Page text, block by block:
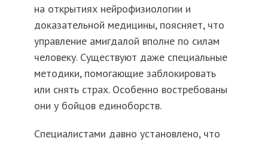
на открытиях нейрофизиологии и
доказательной медицины, поясняет, что
управление амигдалой вполне по силам
человеку. Cуществуют даже специальные
методики, помогающие заблокировать
или снять страх. Особенно востребованы
они у бойцов единоборств.
Специалистами давно установлено, что